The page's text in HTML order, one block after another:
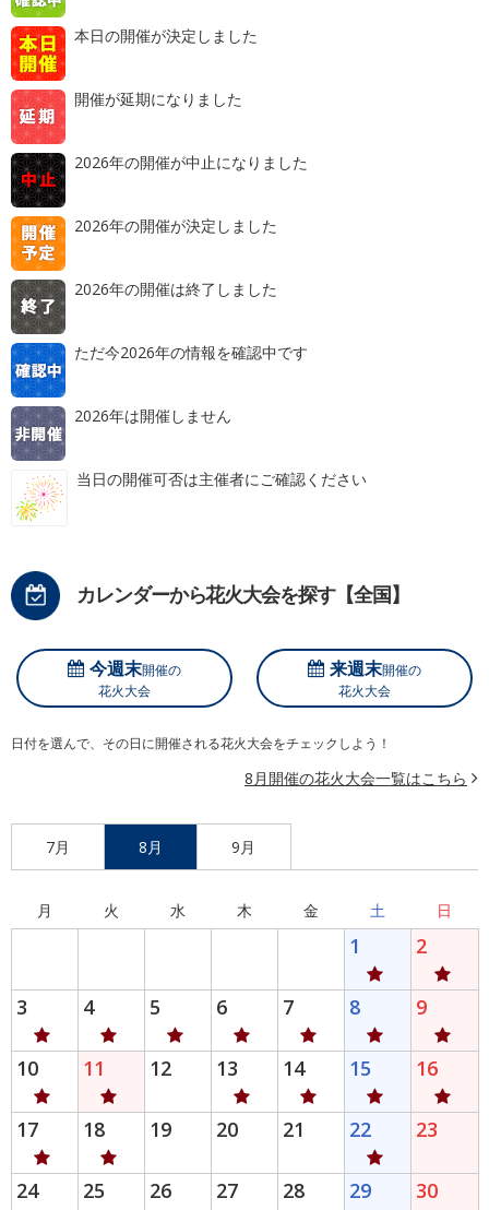
本日の開催が決定しました
開催が延期になりました
2026年の開催が中止になりました
2026年の開催が決定しました
2026年の開催は終了しました
ただ今2026年の情報を確認中です
2026年は開催しません
当日の開催可否は主催者にご確認ください
カレンダーから花火大会を探す【全国】
今週末開催の
花火大会
来週末開催の
花火大会
日付を選んで、その日に開催される花火大会をチェックしよう！
8月開催の花火大会一覧はこちら
7月 8月 9月
月 火 水 木 金 土 日
1 2
3 4 5 6 7 8 9
10 11 12 13 14 15 16
17 18 19 20 21 22 23
24 25 26 27 28 29 30